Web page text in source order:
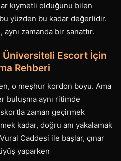
kıymetli olduğunu bilen
yüzden bu kadar değerlidir.
zamanda bir sanattır.
Üniversiteli Escort İçin
Rehberi
o meşhur kordon boyu. Ama
buluşma aynı ritimde
zaman geçirmek
kadar, doğru anı yakalamak
Caddesi ile başlar, çınar
yaparken